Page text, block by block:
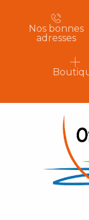
Nos bonnes
adresses